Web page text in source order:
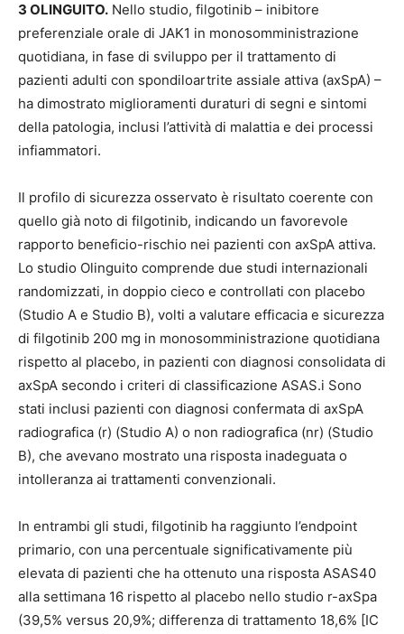
3 OLINGUITO. Nello studio, filgotinib – inibitore
preferenziale orale di JAK1 in monosomministrazione
quotidiana, in fase di sviluppo per il trattamento di
pazienti adulti con spondiloartrite assiale attiva (axSpA) –
ha dimostrato miglioramenti duraturi di segni e sintomi
della patologia, inclusi l’attività di malattia e dei processi
infiammatori.
Il profilo di sicurezza osservato è risultato coerente con
quello già noto di filgotinib, indicando un favorevole
rapporto beneficio-rischio nei pazienti con axSpA attiva.
Lo studio Olinguito comprende due studi internazionali
randomizzati, in doppio cieco e controllati con placebo
(Studio A e Studio B), volti a valutare efficacia e sicurezza
di filgotinib 200 mg in monosomministrazione quotidiana
rispetto al placebo, in pazienti con diagnosi consolidata di
axSpA secondo i criteri di classificazione ASAS.i Sono
stati inclusi pazienti con diagnosi confermata di axSpA
radiografica (r) (Studio A) o non radiografica (nr) (Studio
B), che avevano mostrato una risposta inadeguata o
intolleranza ai trattamenti convenzionali.
In entrambi gli studi, filgotinib ha raggiunto l’endpoint
primario, con una percentuale significativamente più
elevata di pazienti che ha ottenuto una risposta ASAS40
alla settimana 16 rispetto al placebo nello studio r-axSpa
(39,5% versus 20,9%; differenza di trattamento 18,6% [IC